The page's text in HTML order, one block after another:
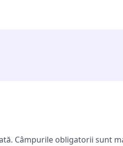
Câmpurile obligatorii sunt